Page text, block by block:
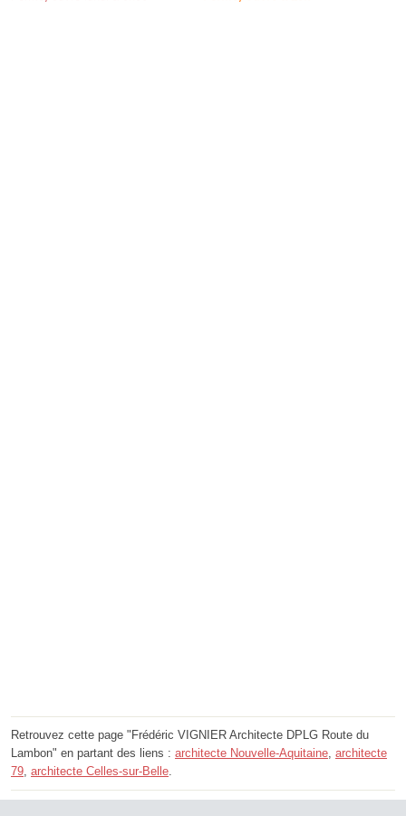
Retrouvez cette page "Frédéric VIGNIER Architecte DPLG Route du
Lambon" en partant des liens : architecte Nouvelle-Aquitaine, architecte
79, architecte Celles-sur-Belle.